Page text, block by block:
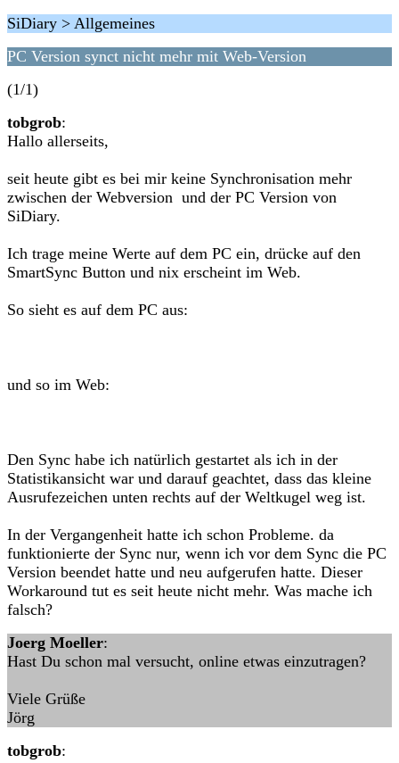
SiDiary > Allgemeines
PC Version synct nicht mehr mit Web-Version
(1/1)
tobgrob:
Hallo allerseits,
seit heute gibt es bei mir keine Synchronisation mehr
zwischen der Webversion und der PC Version von
SiDiary.
Ich trage meine Werte auf dem PC ein, drücke auf den
SmartSync Button und nix erscheint im Web.
So sieht es auf dem PC aus:
und so im Web:
Den Sync habe ich natürlich gestartet als ich in der
Statistikansicht war und darauf geachtet, dass das kleine
Ausrufezeichen unten rechts auf der Weltkugel weg ist.
In der Vergangenheit hatte ich schon Probleme. da
funktionierte der Sync nur, wenn ich vor dem Sync die PC
Version beendet hatte und neu aufgerufen hatte. Dieser
Workaround tut es seit heute nicht mehr. Was mache ich
falsch?
Joerg Moeller:
Hast Du schon mal versucht, online etwas einzutragen?
Viele Grüße
Jörg
tobgrob: